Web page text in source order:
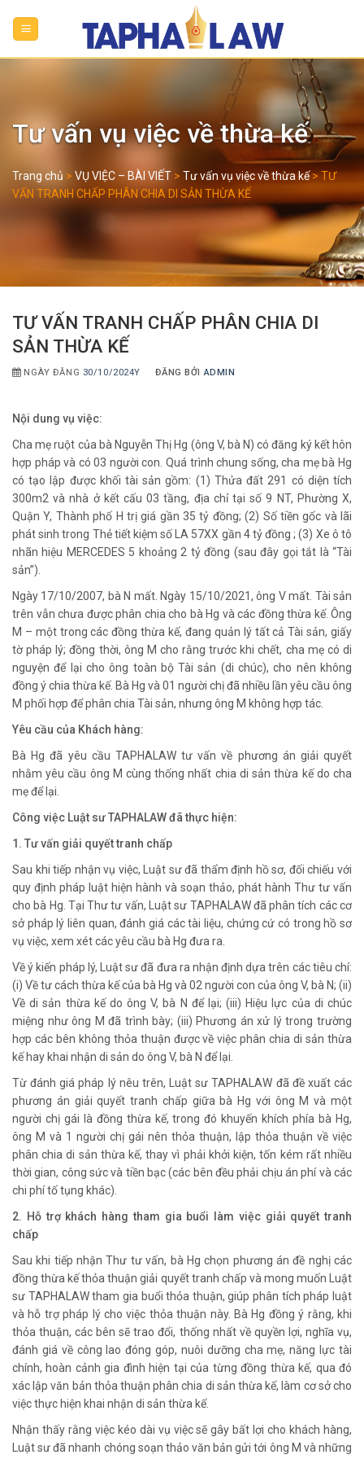
Tư vấn vụ việc về thừa kế
Trang chủ > VỤ VIỆC – BÀI VIẾT > Tư vấn vụ việc về thừa kế>TƯ
VẤN TRANH CHẤP PHÂN CHIA DI SẢN THỪA KẾ
TƯ VẤN TRANH CHẤP PHÂN CHIA DI
SẢN THỪA KẾ
NGÀY ĐĂNG 30/10/2024Y ĐĂNG BỞIADMIN
Nội dung vụ việc:
Cha mẹ ruột của bà Nguyễn Thị Hg (ông V, bà N) có đăng ký kết hôn
hợp pháp và có 03 người con. Quá trình chung sống, cha mẹ bà Hg
có tạo lập được khối tài sản gồm: (1) Thửa đất 291 có diện tích
300m2 và nhà ở kết cấu 03 tầng, địa chỉ tại số 9 NT, Phường X,
Quận Y, Thành phố H trị giá gần 35 tỷ đồng; (2) Số tiền gốc và lãi
phát sinh trong Thẻ tiết kiệm số LA 57XX gần 4 tỷ đồng ; (3) Xe ô tô
nhãn hiệu MERCEDES 5 khoảng 2 tỷ đồng (sau đây gọi tắt là “Tài
sản”).
Ngày 17/10/2007, bà N mất. Ngày 15/10/2021, ông V mất. Tài sản
trên vẫn chưa được phân chia cho bà Hg và các đồng thừa kế. Ông
M – một trong các đồng thừa kế, đang quản lý tất cả Tài sản, giấy
tờ pháp lý; đồng thời, ông M cho rằng trước khi chết, cha mẹ có di
nguyện để lại cho ông toàn bộ Tài sản (di chúc), cho nên không
đồng ý chia thừa kế. Bà Hg và 01 người chị đã nhiều lần yêu cầu ông
M phối hợp để phân chia Tài sản, nhưng ông M không hợp tác.
Yêu cầu của Khách hàng:
Bà Hg đã yêu cầu TAPHALAW tư vấn về phương án giải quyết
nhằm yêu cầu ông M cùng thống nhất chia di sản thừa kế do cha
mẹ để lại.
Công việc Luật sư TAPHALAW đã thực hiện:
1. Tư vấn giải quyết tranh chấp
Sau khi tiếp nhận vụ việc, Luật sư đã thẩm định hồ sơ, đối chiếu với
quy định pháp luật hiện hành và soạn thảo, phát hành Thư tư vấn
cho bà Hg. Tại Thư tư vấn, Luật sư TAPHALAW đã phân tích các cơ
sở pháp lý liên quan, đánh giá các tài liệu, chứng cứ có trong hồ sơ
vụ việc, xem xét các yêu cầu bà Hg đưa ra.
Về ý kiến pháp lý, Luật sư đã đưa ra nhận định dựa trên các tiêu chí:
(i) Về tư cách thừa kế của bà Hg và 02 người con của ông V, bà N; (ii)
Về di sản thừa kế do ông V, bà N để lại; (iii) Hiệu lực của di chúc
miệng như ông M đã trình bày; (iii) Phương án xử lý trong trường
hợp các bên không thỏa thuận được về việc phân chia di sản thừa
kế hay khai nhận di sản do ông V, bà N để lại.
Từ đánh giá pháp lý nêu trên, Luật sư TAPHALAW đã đề xuất các
phương án giải quyết tranh chấp giữa bà Hg với ông M và một
người chị gái là đồng thừa kế, trong đó khuyến khích phía bà Hg,
ông M và 1 người chị gái nên thỏa thuận, lập thỏa thuận về việc
phân chia di sản thừa kế, thay vì phải khởi kiện, tốn kém rất nhiều
thời gian, công sức và tiền bạc (các bên đều phải chịu án phí và các
chi phí tố tụng khác).
2. Hỗ trợ khách hàng tham gia buổi làm việc giải quyết tranh
chấp
Sau khi tiếp nhận Thư tư vấn, bà Hg chọn phương án đề nghị các
đồng thừa kế thỏa thuận giải quyết tranh chấp và mong muốn Luật
sư TAPHALAW tham gia buổi thỏa thuận, giúp phân tích pháp luật
và hỗ trợ pháp lý cho việc thỏa thuận này. Bà Hg đồng ý rằng, khi
thỏa thuận, các bên sẽ trao đổi, thống nhất về quyền lợi, nghĩa vụ,
đánh giá về công lao đóng góp, nuôi dưỡng cha mẹ, năng lực tài
chính, hoàn cảnh gia đình hiện tại của từng đồng thừa kế, qua đó
xác lập văn bản thỏa thuận phân chia di sản thừa kế, làm cơ sở cho
việc thực hiện khai nhận di sản thừa kế.
Nhận thấy rằng việc kéo dài vụ việc sẽ gây bất lợi cho khách hàng,
Luật sư đã nhanh chóng soạn thảo văn bản gửi tới ông M và những